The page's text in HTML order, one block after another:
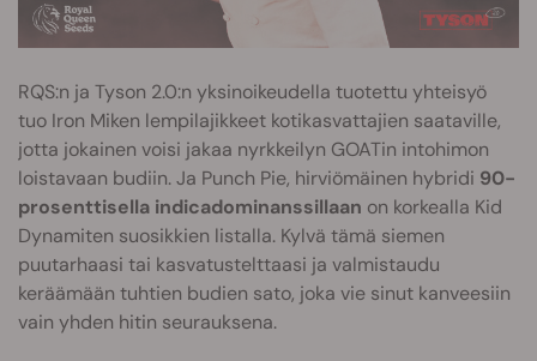
RQS:n ja Tyson 2.0:n yksinoikeudella tuotettu yhteisyö
tuo Iron Miken lempilajikkeet kotikasvattajien saataville,
jotta jokainen voisi jakaa nyrkkeilyn GOATin intohimon
loistavaan budiin. Ja Punch Pie, hirviömäinen hybridi 90-
prosenttisella indicadominanssillaan on korkealla Kid
Dynamiten suosikkien listalla. Kylvä tämä siemen
puutarhaasi tai kasvatustelttaasi ja valmistaudu
keräämään tuhtien budien sato, joka vie sinut kanveesiin
vain yhden hitin seurauksena.